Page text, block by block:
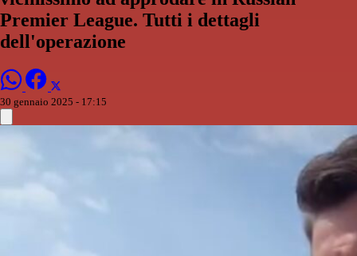
Premier League. Tutti i dettagli
dell'operazione
30 gennaio 2025 - 17:15